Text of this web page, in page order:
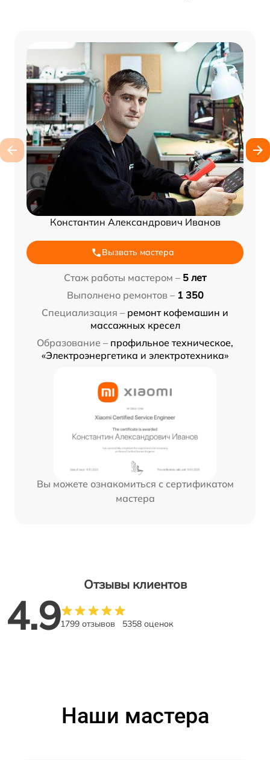
Константин Александрович Иванов
Вызвать мастера
Стаж работы мастером – 5 лет
Выполнено ремонтов – 1 350
Специализация – ремонт кофемашин и
массажных кресел
Образование – профильное техническое,
«Электроэнергетика и электротехника»
Вы можете ознакомиться с сертификатом
мастера
Отзывы клиентов
4.91799 отзывов 5358 оценок
Наши мастера